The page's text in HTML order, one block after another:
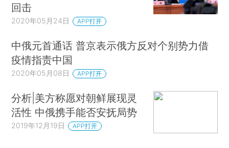
回击
2020年05月24日 APP打开
中俄元首通话 普京表示俄方反对个别势力借
疫情指责中国
2020年05月08日 APP打开
分析|美方称愿对朝鲜展现灵
活性 中俄携手能否安抚局势
2019年12月19日 APP打开